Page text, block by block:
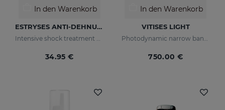
In den Warenkorb
ESTRYSES ANTI-DEHNUNGSSTREIFEN-SERUM FORTE 50 ML
34.95 €
In den Warenkorb
VITISES LIGHT
750.00 €